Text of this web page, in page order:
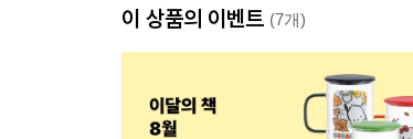
이 상품의 이벤트 (7개)